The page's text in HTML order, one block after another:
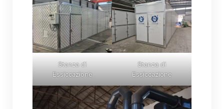
Stanza di
Essiccazione
Stanza di
Essiccazione